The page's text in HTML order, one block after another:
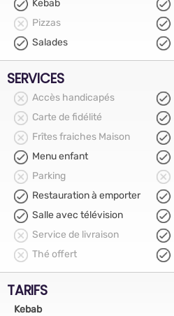
Kebab
Pizzas
Salades
SERVICES
Accès handicapés
Carte de fidélité
Frîtes fraiches Maison
Menu enfant
Parking
Restauration à emporter
Salle avec télévision
Service de livraison
Thé offert
TARIFS
Kebab